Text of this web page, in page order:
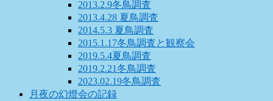
2013.2.9冬鳥調査
2013.4.28 夏鳥調査
2014.5.3 夏鳥調査
2015.1.17冬鳥調査と観察会
2019.5.4夏鳥調査
2019.2.21冬鳥調査
2023.02.19冬鳥調査
月夜の幻燈会の記録